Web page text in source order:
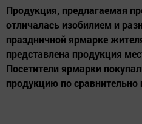
Продукция, предлагаемая
отличалась изобилием и
праздничной ярмарке
представлена продукция
Посетители ярмарки
продукцию по